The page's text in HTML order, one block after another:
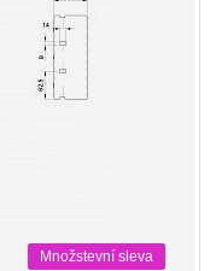
Množstevní sleva